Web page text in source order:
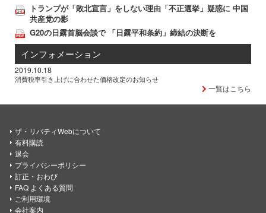
トランプが「敗北宣言」をしない理由「不正選挙」疑惑に 中国
共産党の影
G20の日露首脳会談で 「日露平和条約」締結の決断を
インフォメーション
2019.10.18
消費税率引き上げに合わせた価格改定のお知らせ
一覧はこちら
ザ・リバティWebについて
有料購読
退会
プライバシーポリシー
訂正・おわび
FAQ よくある質問
ご利用環境
会社案内